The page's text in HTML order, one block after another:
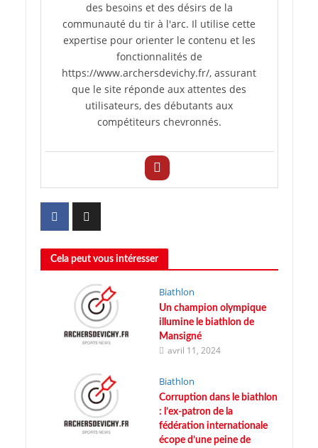
des besoins et des désirs de la
communauté du tir à l'arc. Il utilise cette
expertise pour orienter le contenu et les
fonctionnalités de
https://www.archersdevichy.fr/, assurant
que le site réponde aux attentes des
utilisateurs, des débutants aux
compétiteurs chevronnés.
Cela peut vous intéresser
Biathlon
Un champion olympique
illumine le biathlon de
Mansigné
avril 11, 2024
Biathlon
Corruption dans le biathlon
: l’ex-patron de la
fédération internationale
écope d’une peine de